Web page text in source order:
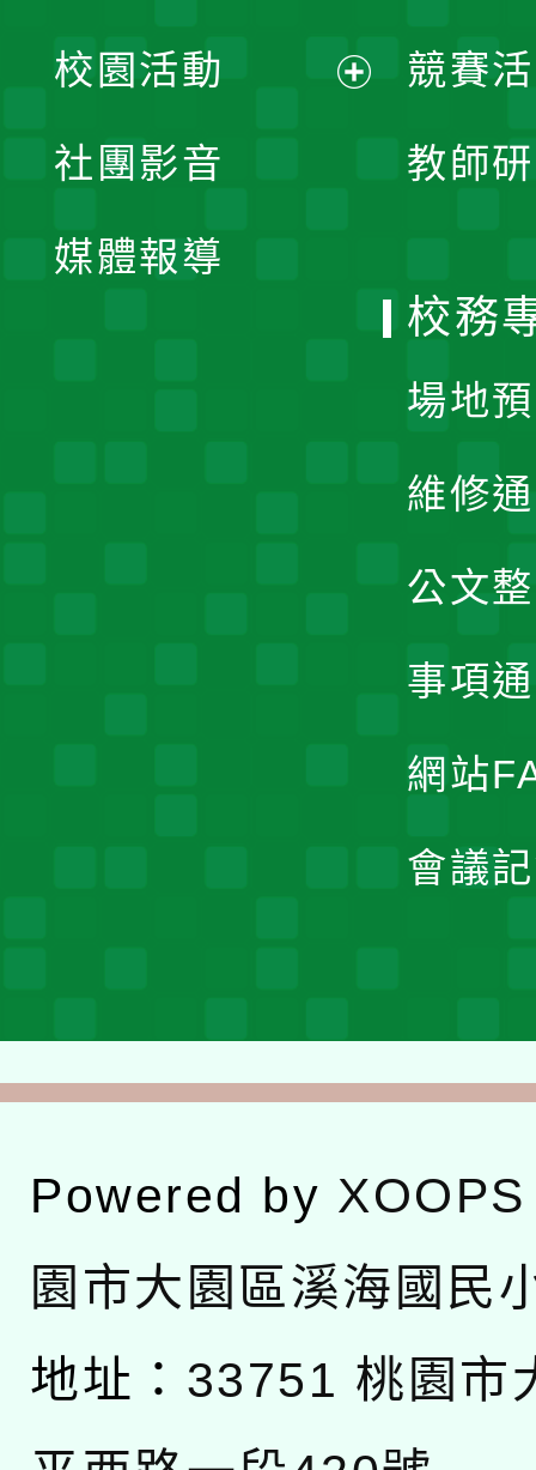
競賽
教師
開
校園活動
社團影音
媒體報導
校務
場地
維修
公文
事項
網站
會議
Powered by XOOPS
園市大園區溪海國民
地址： 33751 桃園市